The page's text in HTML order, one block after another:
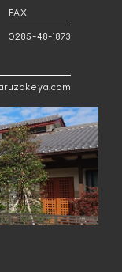
FAX
0285-48-1873